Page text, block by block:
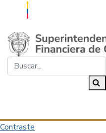
Saltar al contenido principal
Contraste